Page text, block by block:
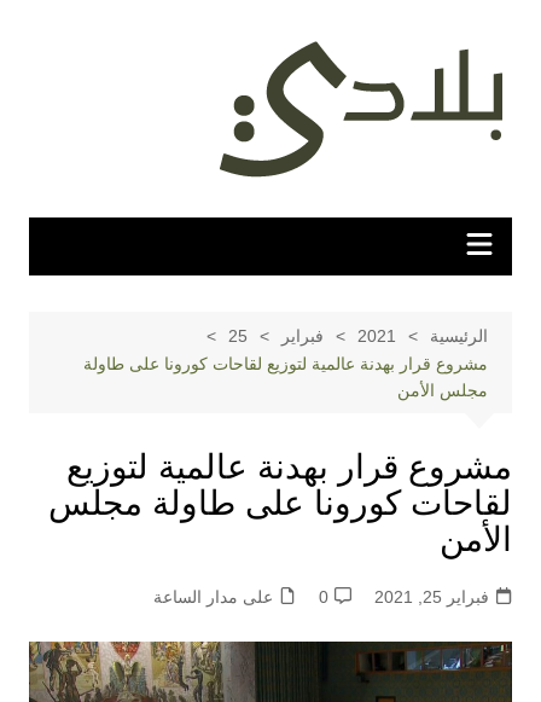
المحتوى
الرئيسية 2021 فبراير
25
مشروع قرار بهدنة عالمية لتوزيع لقاحات كورونا على طاولة
مجلس الأمن
مشروع قرار بهدنة عالمية لتوزيع
لقاحات كورونا على طاولة مجلس
الأمن
فبراير 25, 2021 0 على مدار الساعة